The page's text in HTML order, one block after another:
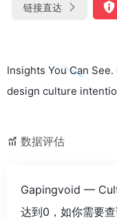
链接直达
Insights You Can
design culture
数据评估
Gapingvoid —
达到0，如你需要